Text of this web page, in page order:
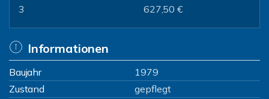
3
627,50 €
Informationen
Baujahr
1979
Zustand
gepflegt